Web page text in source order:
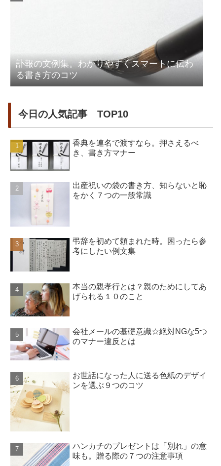
訃報の文例集。わかりやすくスマートに伝わ
る書き方のコツ
今日の人気記事 TOP10
香典を連名で渡すなら。押さえるべ
き、書き方マナー
出産祝いの袋の書き方、知らないと恥
をかく７つの一般常識
弔辞を初めて頼まれた時。困ったら参
考にしたい例文集
本当の親孝行とは？親のためにしてあ
げられる１０のこと
会社メールの基礎意識☆絶対NGな5つ
のマナー違反とは
お世話になった人に送る色紙のデザイ
ンを選ぶ９つのコツ
ハンカチのプレゼントは「別れ」の意
味も。贈る際の７つの注意事項